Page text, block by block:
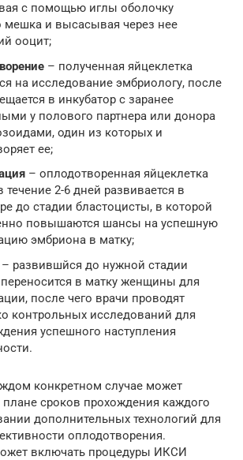
с помощью иглы оболочку
мешка и высасывая через нее
ооцит;
– полученная яйцеклетка
на исследование эмбриологу, после
в инкубатор с заранее
у полового партнера или донора
один из которых и
ее;
– оплодотворенная яйцеклетка
течение 2-6 дней развивается в
до стадии бластоцисты, в которой
повышаются шансы на успешную
эмбриона в матку;
– развившйся до нужной стадии
в матку женщины для
после чего врачи проводят
контрольных исследований для
успешного наступления
конкретном случае может
плане сроков прохождения каждого
дополнительных технологий для
оплодотворения.
включать процедуры ИКСИ